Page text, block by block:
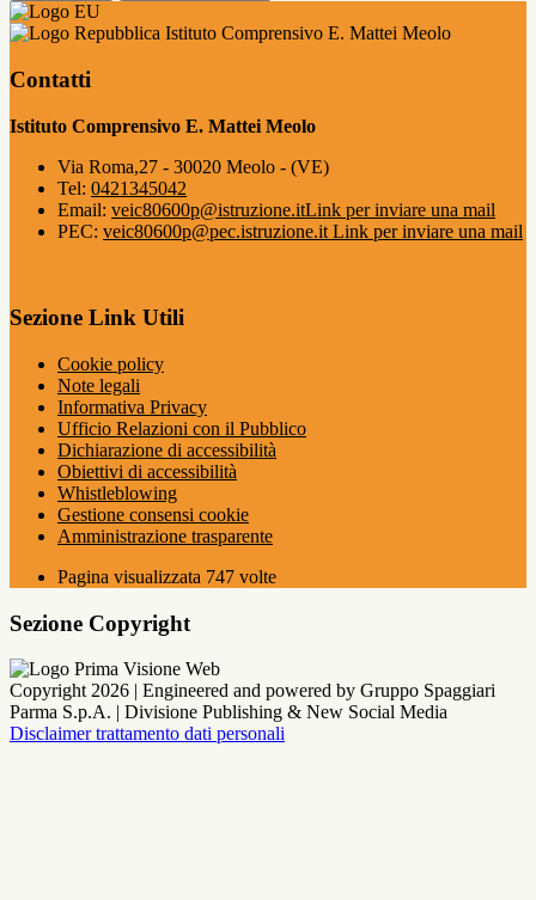
Istituto Comprensivo E. Mattei Meolo
Contatti
Istituto Comprensivo E. Mattei Meolo
Via Roma,27 - 30020 Meolo - (VE)
Tel: 0421345042
Email: veic80600p@istruzione.itLink per inviare una mail
PEC: veic80600p@pec.istruzione.it Link per inviare una mail
Sezione Link Utili
Cookie policy
Note legali
Informativa Privacy
Ufficio Relazioni con il Pubblico
Dichiarazione di accessibilità
Obiettivi di accessibilità
Whistleblowing
Gestione consensi cookie
Amministrazione trasparente
Pagina visualizzata 747 volte
Sezione Copyright
Copyright 2026 | Engineered and powered by Gruppo Spaggiari
Parma S.p.A. | Divisione Publishing & New Social Media
Disclaimer trattamento dati personali